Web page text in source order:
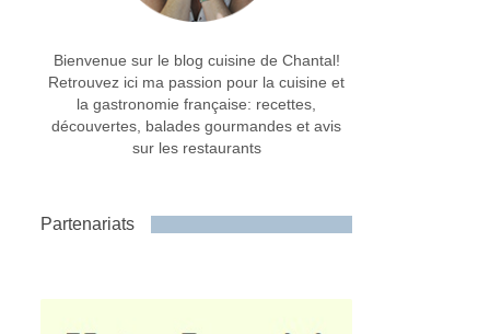
Bienvenue sur le blog cuisine de Chantal!
Retrouvez ici ma passion pour la cuisine et
la gastronomie française: recettes,
découvertes, balades gourmandes et avis
sur les restaurants
Partenariats